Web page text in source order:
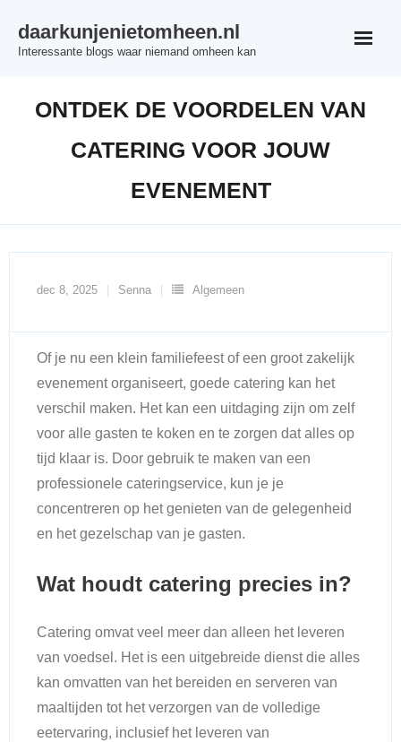
daarkunjenietomheen.nl
Interessante blogs waar niemand omheen kan
ONTDEK DE VOORDELEN VAN
CATERING VOOR JOUW
EVENEMENT
dec 8, 2025 Senna Algemeen
Of je nu een klein familiefeest of een groot zakelijk
evenement organiseert, goede catering kan het
verschil maken. Het kan een uitdaging zijn om zelf
voor alle gasten te koken en te zorgen dat alles op
tijd klaar is. Door gebruik te maken van een
professionele cateringservice, kun je je
concentreren op het genieten van de gelegenheid
en het gezelschap van je gasten.
Wat houdt catering precies in?
Catering omvat veel meer dan alleen het leveren
van voedsel. Het is een uitgebreide dienst die alles
kan omvatten van het bereiden en serveren van
maaltijden tot het verzorgen van de volledige
eetervaring, inclusief het leveren van